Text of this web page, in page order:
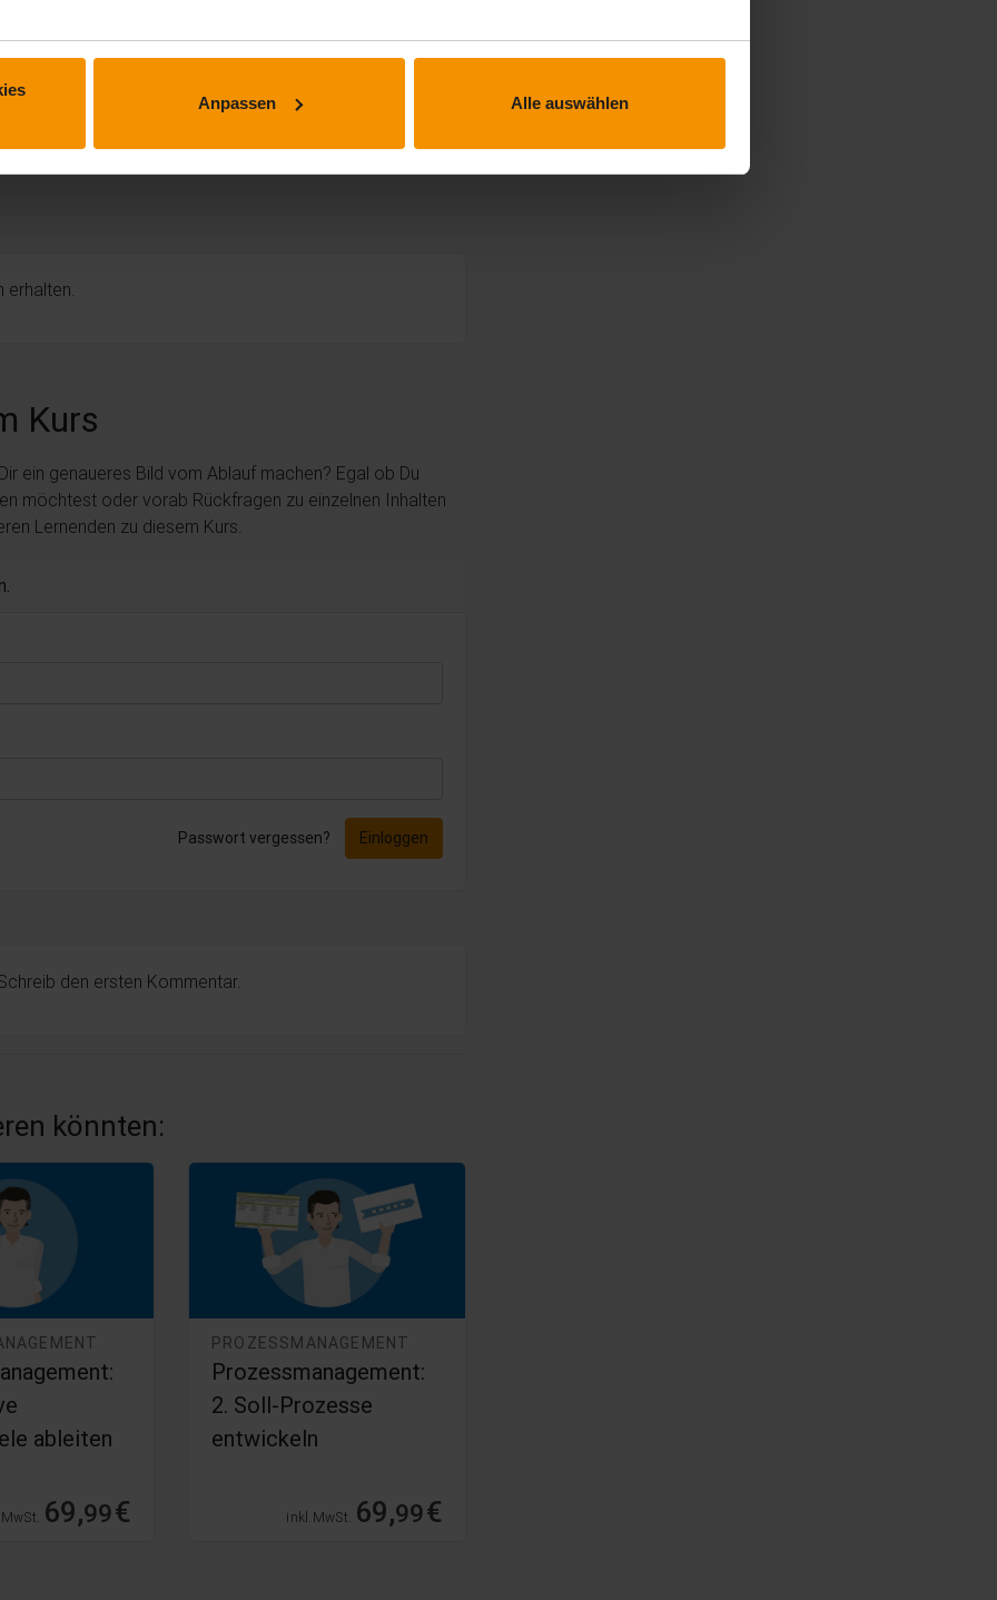
Anpassen Alle auswählen
erhalten.
Kurs
ein genaueres Bild vom Ablauf machen? Egal ob Du
möchtest oder vorab Rückfragen zu einzelnen Inhalten
Lernenden zu diesem Kurs.
Passwort vergessen? Einloggen
den ersten Kommentar.
könnten:
ableiten
69,99€
PROZESSMANAGEMENT
Prozessmanagement:
2. Soll-Prozesse
entwickeln
inkl. MwSt. 69,99€